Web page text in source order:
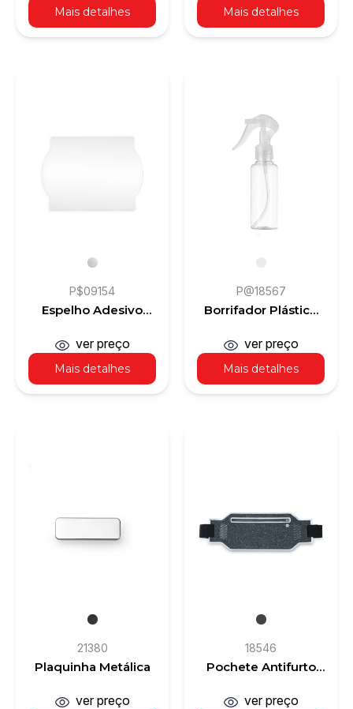
Mais detalhes Mais detalhes
P$09154
Espelho Adesivo
Mais detalhes
ver preço
P@18567
Borrifador Plástico
Mais detalhes
ver preço
21380
Plaquinha Metálica
ver preço
18546
Pochete Antifurto
ver preço